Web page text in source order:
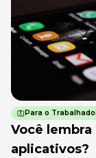
Para o
Você
aplicativos?